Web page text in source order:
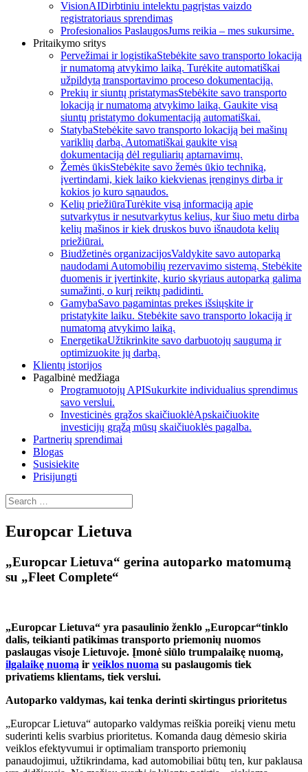
VisionAIDirbtiniu intelektu pagrįstas vaizdo
registratoriaus sprendimas
Profesionalios PaslaugosJums reikia – mes sukursime.
Pritaikymo sritys
Pervežimai ir logistikaStebėkite savo transporto lokaciją
ir numatomą atvykimo laiką. Turėkite automatiškai
užpildytą transportavimo proceso dokumentaciją.
Prekių ir siuntų pristatymasStebėkite savo transporto
lokaciją ir numatomą atvykimo laiką. Gaukite visą
siuntų pristatymo dokumentaciją automatiškai.
StatybaStebėkite savo transporto lokaciją bei mašinų
variklių darbą. Automatiškai gaukite visą
dokumentaciją dėl reguliarių aptarnavimų.
Žemės ūkisStebėkite savo žemės ūkio techniką,
įvertindami, kiek laiko kiekvienas įrenginys dirba ir
kokios jo kuro sąnaudos.
Kelių priežiūraTurėkite visą informaciją apie
sutvarkytus ir nesutvarkytus kelius, kur šiuo metu dirba
kelių mašinos ir kiek druskos buvo išnaudota kelių
priežiūrai.
Biudžetinės organizacijosValdykite savo autoparką
naudodami Automobilių rezervavimo sistemą. Stebėkite
duomenis ir įvertinkite, kurio skyriaus autoparką galima
sumažinti, o kurį reiktų padidinti.
GamybaSavo pagamintas prekes išsiųskite ir
pristatykite laiku. Stebėkite savo transporto lokaciją ir
numatomą atvykimo laiką.
EnergetikaUžtikrinkite savo darbuotojų saugumą ir
optimizuokite jų darbą.
Klientų istorijos
Pagalbinė medžiaga
Programuotojų APISukurkite individualius sprendimus
savo verslui.
Investicinės grąžos skaičiuoklėApskaičiuokite
investicijų grąžą mūsų skaičiuoklės pagalba.
Partnerių sprendimai
Blogas
Susisiekite
Prisijungti
Europcar Lietuva
„Europcar Lietuva“ gerina autoparko matomumą
su „Fleet Complete“
„Europcar Lietuva“ yra pasaulinio ženklo „Europcar“tinklo
dalis, teikianti patikimas transporto priemonių nuomos
paslaugas visoje Lietuvoje. Įmonė siūlo trumpalaikę nuomą,
ilgalaikę nuomą ir veiklos nuoma su paslaugomis tiek
privatiems klientams, tiek verslui.
Autoparko valdymas, kai tenka derinti skirtingus prioritetus
„Europcar Lietuva“ autoparko valdymas reiškia poreikį vienu metu
suderinti kelis svarbius prioritetus. Komanda daug dėmesio skiria
veiklos efektyvumui ir optimaliam transporto priemonių
panaudojimui, užtikrindama, kad automobiliai būtų ten, kur paklausa